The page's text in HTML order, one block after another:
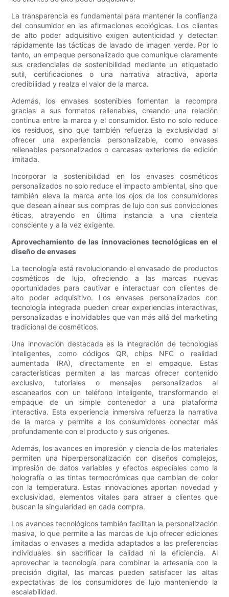
La transparencia es fundamental para mantener la confianza
del consumidor en las afirmaciones ecológicas. Los clientes
de alto poder adquisitivo exigen autenticidad y detectan
rápidamente las tácticas de lavado de imagen verde. Por lo
tanto, un empaque personalizado que comunique claramente
sus credenciales de sostenibilidad mediante un etiquetado
sutil, certificaciones o una narrativa atractiva, aporta
credibilidad y realza el valor de la marca.
Además, los envases sostenibles fomentan la recompra
gracias a sus formatos rellenables, creando una relación
continua entre la marca y el consumidor. Esto no solo reduce
los residuos, sino que también refuerza la exclusividad al
ofrecer una experiencia personalizable, como envases
rellenables personalizados o carcasas exteriores de edición
limitada.
Incorporar la sostenibilidad en los envases cosméticos
personalizados no solo reduce el impacto ambiental, sino que
también eleva la marca ante los ojos de los consumidores
que desean alinear sus compras de lujo con sus convicciones
éticas, atrayendo en última instancia a una clientela
consciente y a la vez exigente.
Aprovechamiento de las innovaciones tecnológicas en el
diseño de envases
La tecnología está revolucionando el envasado de productos
cosméticos de lujo, ofreciendo a las marcas nuevas
oportunidades para cautivar e interactuar con clientes de
alto poder adquisitivo. Los envases personalizados con
tecnología integrada pueden crear experiencias interactivas,
personalizadas e inolvidables que van más allá del marketing
tradicional de cosméticos.
Una innovación destacada es la integración de tecnologías
inteligentes, como códigos QR, chips NFC o realidad
aumentada (RA), directamente en el empaque. Estas
características permiten a las marcas ofrecer contenido
exclusivo, tutoriales o mensajes personalizados al
escanearlos con un teléfono inteligente, transformando el
empaque de un simple contenedor a una plataforma
interactiva. Esta experiencia inmersiva refuerza la narrativa
de la marca y permite a los consumidores conectar más
profundamente con el producto y sus orígenes.
Además, los avances en impresión y ciencia de los materiales
permiten una hiperpersonalización con diseños complejos,
impresión de datos variables y efectos especiales como la
holografía o las tintas termocrómicas que cambian de color
con la temperatura. Estas innovaciones aportan novedad y
exclusividad, elementos vitales para atraer a clientes que
buscan la singularidad en cada compra.
Los avances tecnológicos también facilitan la personalización
masiva, lo que permite a las marcas de lujo ofrecer ediciones
limitadas o envases a medida adaptados a las preferencias
individuales sin sacrificar la calidad ni la eficiencia. Al
aprovechar la tecnología para combinar la artesanía con la
precisión digital, las marcas pueden satisfacer las altas
expectativas de los consumidores de lujo manteniendo la
escalabilidad.